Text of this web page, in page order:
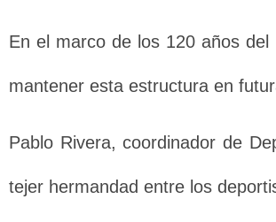
En el marco de los 120 años
mantener esta estructura en
Pablo Rivera, coordinador de
tejer hermandad entre los